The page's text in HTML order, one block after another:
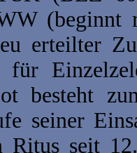
(beginnt
erteilter
für
besteht
seiner
Ritus seit